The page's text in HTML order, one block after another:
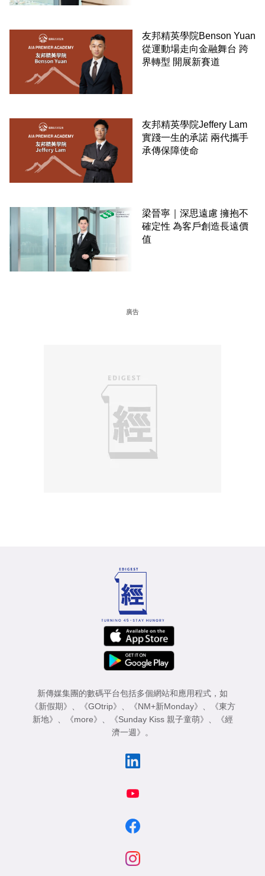
友邦精英學院Benson Yuan
從運動場走向金融舞台 跨
界轉型 開展新賽道
友邦精英學院Jeffery Lam
實踐一生的承諾 兩代攜手
承傳保障使命
梁晉寧｜深思遠慮 擁抱不
確定性 為客戶創造長遠價
值
廣告
新傳媒集團的數碼平台包括多個網站和應用程式，如
《新假期》
《GOtrip》 《NM+新Monday》
《東方
新地》
《more》 《Sunday Kiss 親子童萌》
《經
濟一週》
。